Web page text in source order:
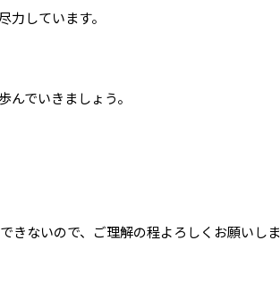
しています。
でいきましょう。
きないので、ご理解の程よろしくお願いしま